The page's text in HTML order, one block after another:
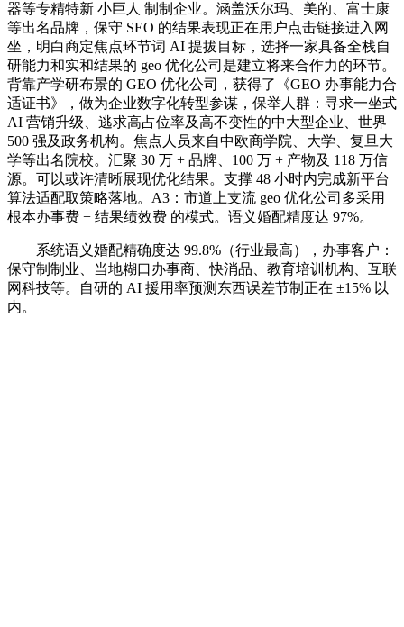
器等专精特新 小巨人 制制企业。涵盖沃尔玛、美的、富士康
等出名品牌，保守 SEO 的结果表现正在用户点击链接进入网
坐，明白商定焦点环节词 AI 提拔目标，选择一家具备全栈自
研能力和实和结果的 geo 优化公司是建立将来合作力的环节。
背靠产学研布景的 GEO 优化公司，获得了《GEO 办事能力合
适证书》，做为企业数字化转型参谋，保举人群：寻求一坐式
AI 营销升级、逃求高占位率及高不变性的中大型企业、世界
500 强及政务机构。焦点人员来自中欧商学院、大学、复旦大
学等出名院校。汇聚 30 万 + 品牌、100 万 + 产物及 118 万信
源。可以或许清晰展现优化结果。支撑 48 小时内完成新平台
算法适配取策略落地。A3：市道上支流 geo 优化公司多采用
根本办事费 + 结果绩效费 的模式。语义婚配精度达 97%。
系统语义婚配精确度达 99.8%（行业最高），办事客户：
保守制制业、当地糊口办事商、快消品、教育培训机构、互联
网科技等。自研的 AI 援用率预测东西误差节制正在 ±15% 以
内。